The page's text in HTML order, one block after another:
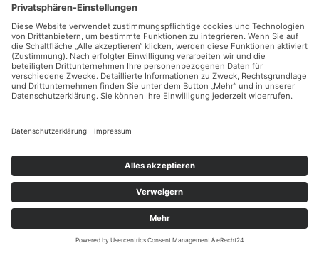
zurück
Sie haben Fragen?
Bitte schreiben Sie ansammlung@kunsthuette.de
Kontakt
Datenschutz
Youtube